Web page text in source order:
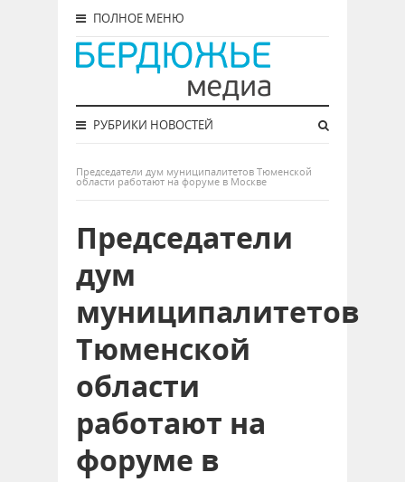
ПОЛНОЕ МЕНЮ
РУБРИКИ НОВОСТЕЙ
Председатели дум муниципалитетов Тюменской
области работают на форуме в Москве
Председатели
дум
муниципалитетов
Тюменской
области
работают на
форуме в